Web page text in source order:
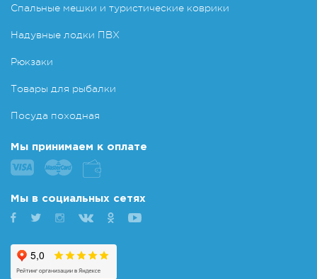
Спальные мешки и туристические коврики
Надувные лодки ПВХ
Рюкзаки
Товары для рыбалки
Посуда походная
Мы принимаем к оплате
Мы в социальных сетях